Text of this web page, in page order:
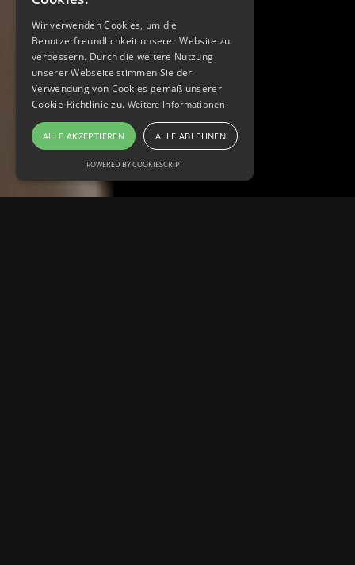
Wir verwenden Cookies, um die
Benutzerfreundlichkeit unserer Website zu
verbessern. Durch die weitere Nutzung
unserer Webseite stimmen Sie der
Verwendung von Cookies gemäß unserer
Cookie-Richtlinie zu. Weitere Informationen
ALLE AKZEPTIEREN ALLE ABLEHNEN
POWERED BY COOKIESCRIPT